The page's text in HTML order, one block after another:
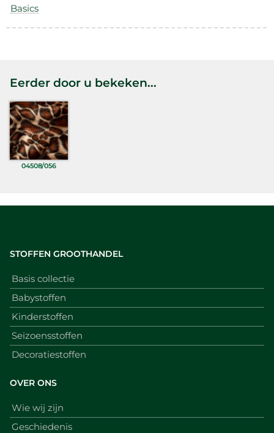
Basics
Eerder door u bekeken...
04508/056
STOFFEN GROOTHANDEL
Basis collectie
Babystoffen
Kinderstoffen
Seizoensstoffen
Decoratiestoffen
OVER ONS
Wie wij zijn
Geschiedenis